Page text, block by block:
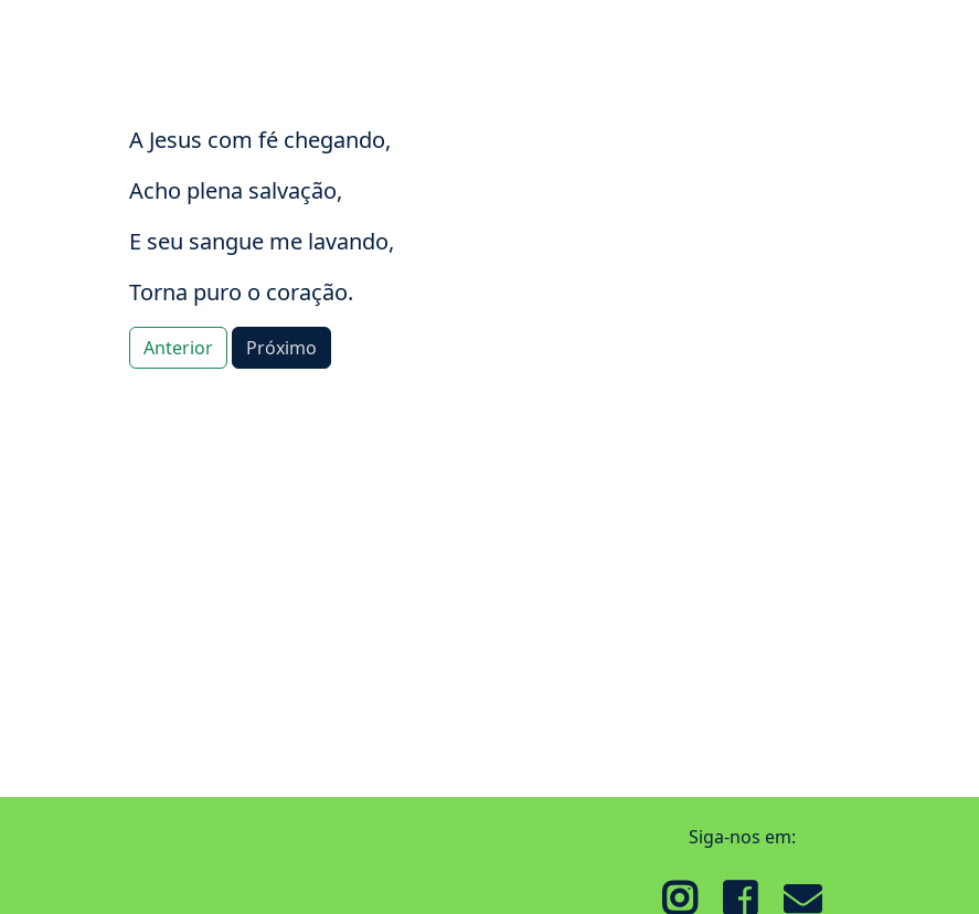
A Jesus com fé chegando,
Acho plena salvação,
E seu sangue me lavando,
Torna puro o coração.
Anterior Próximo
Siga-nos em: